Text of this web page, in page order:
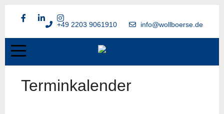
+49 2203 9061910 info@wollboerse.de
Terminkalender